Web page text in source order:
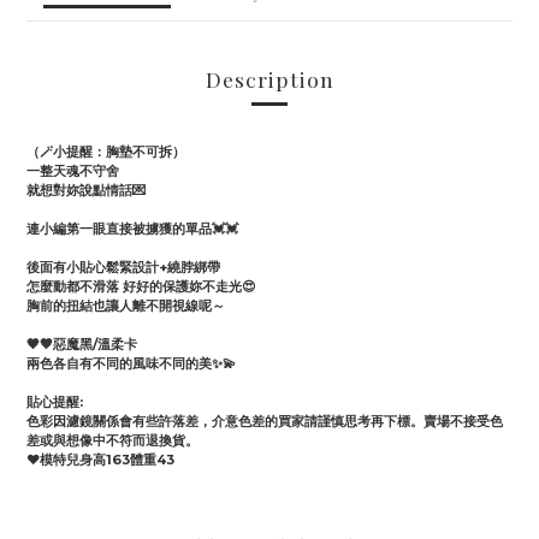
Description
（🪄小提醒：胸墊不可拆）
一整天魂不守舍
就想對妳說點情話💌
連小編第一眼直接被擄獲的單品💓💓
後面有小貼心鬆緊設計+繞脖綁帶
怎麼動都不滑落 好好的保護妳不走光😍
胸前的扭結也讓人離不開視線呢～
🖤🤎惡魔黑/溫柔卡
兩色各自有不同的風味不同的美✨💫
貼心提醒:
色彩因濾鏡關係會有些許落差，介意色差的買家請謹慎思考再下標。賣場不接受色
差或與想像中不符而退換貨。
♥️模特兒身高163體重43